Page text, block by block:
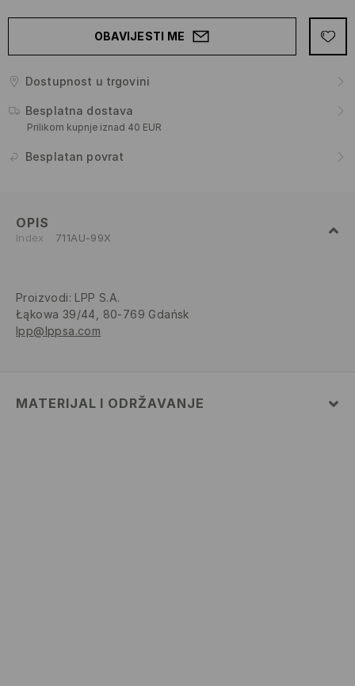
OBAVIJESTI ME
Dostupnost u trgovini
Besplatna dostava
Prilikom kupnje iznad 40 EUR
Besplatan povrat
OPIS
Index 711AU-99X
Proizvodi: LPP S.A.
Łąkowa 39/44, 80-769 Gdańsk
lpp@lppsa.com
MATERIJAL I ODRŽAVANJE